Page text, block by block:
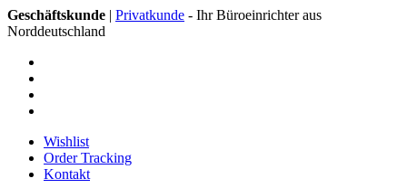
Geschäftskunde | Privatkunde - Ihr Büroeinrichter aus
Norddeutschland
Wishlist
Order Tracking
Kontakt